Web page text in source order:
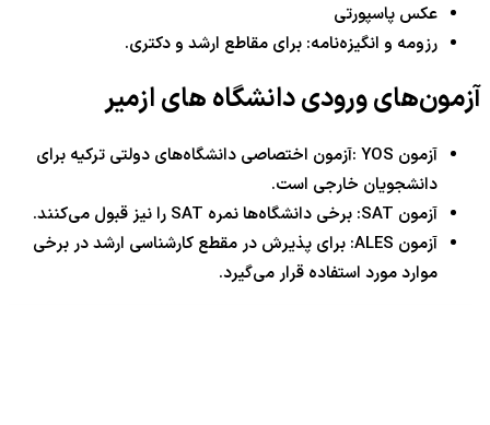
عکس پاسپورتی
رزومه و انگیزه‌نامه: برای مقاطع ارشد و دکتری.
آزمون‌های ورودی دانشگاه های ازمیر
آزمون YOS :آزمون اختصاصی دانشگاه‌های دولتی ترکیه برای
دانشجویان خارجی است.
آزمون SAT: برخی دانشگاه‌ها نمره SAT را نیز قبول می‌کنند.
آزمون ALES: برای پذیرش در مقطع کارشناسی ارشد در برخی
موارد مورد استفاده قرار می‌گیرد.